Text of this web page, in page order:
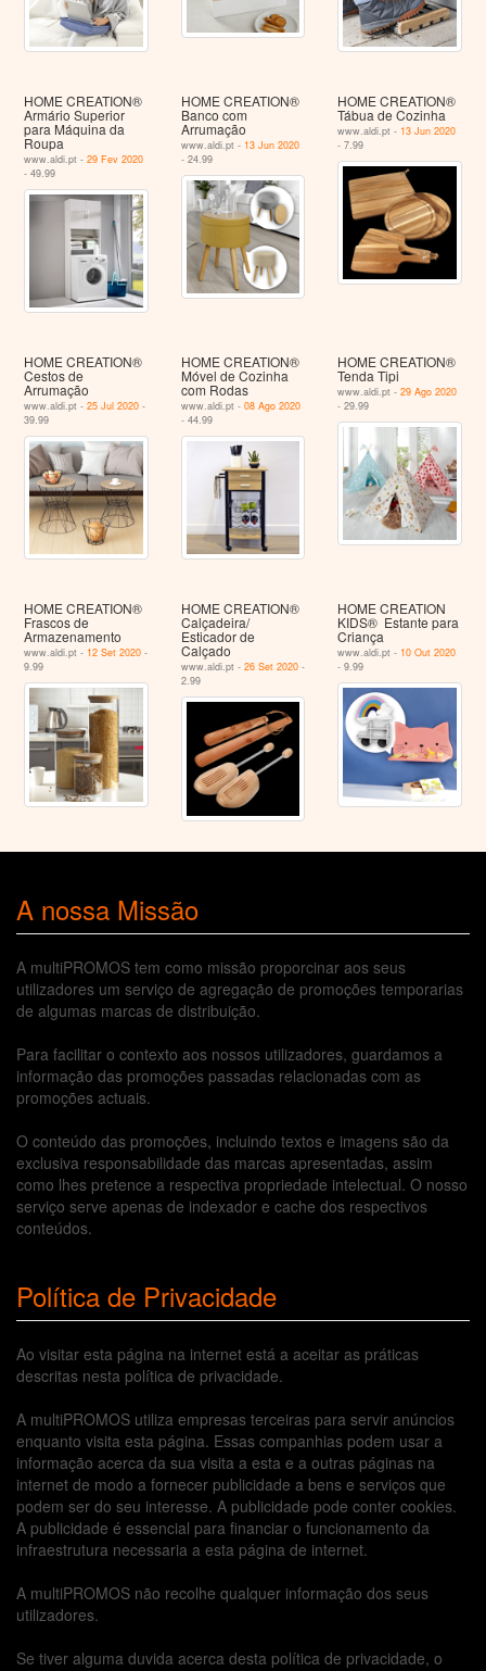
HOME CREATION®
Armário Superior
para Máquina da
Roupa
www.aldi.pt -29 Fev 2020
- 49.99
HOME CREATION®
Banco com
Arrumação
www.aldi.pt - 13 Jun 2020
- 24.99
HOME CREATION®
Tábua de Cozinha
www.aldi.pt - 13 Jun 2020
- 7.99
HOME CREATION®
Cestos de
Arrumação
www.aldi.pt -25 Jul 2020 -
39.99
HOME CREATION®
Móvel de Cozinha
com Rodas
www.aldi.pt - 08 Ago 2020
- 44.99
HOME CREATION®
Tenda Tipi
www.aldi.pt -29 Ago 2020
- 29.99
HOME CREATION®
Frascos de
Armazenamento
www.aldi.pt - 12 Set 2020 -
9.99
HOME CREATION®
Calçadeira/
Esticador de
Calçado
www.aldi.pt - 26 Set 2020-
2.99
HOME CREATION
KIDS® Estante para
Criança
www.aldi.pt - 10 Out 2020
- 9.99
A nossa Missão
A multiPROMOS tem como missão proporcinar aos seus
utilizadores um serviço de agregação de promoções temporarias
de algumas marcas de distribuição.
Para facilitar o contexto aos nossos utilizadores, guardamos a
informação das promoções passadas relacionadas com as
promoções actuais.
O conteúdo das promoções, incluindo textos e imagens são da
exclusiva responsabilidade das marcas apresentadas, assim
como lhes pretence a respectiva propriedade intelectual. O nosso
serviço serve apenas de indexador e cache dos respectivos
conteúdos.
Política de Privacidade
Ao visitar esta página na internet está a aceitar as práticas
descritas nesta política de privacidade.
A multiPROMOS utiliza empresas terceiras para servir anúncios
enquanto visita esta página. Essas companhias podem usar a
informação acerca da sua visita a esta e a outras páginas na
internet de modo a fornecer publicidade a bens e serviços que
podem ser do seu interesse. A publicidade pode conter cookies.
A publicidade é essencial para financiar o funcionamento da
infraestrutura necessaria a esta página de internet.
A multiPROMOS não recolhe qualquer informação dos seus
utilizadores.
Se tiver alguma duvida acerca desta política de privacidade, o